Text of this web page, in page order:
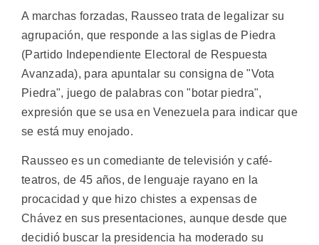
A marchas forzadas, Rausseo trata de legalizar su
agrupación, que responde a las siglas de Piedra
(Partido Independiente Electoral de Respuesta
Avanzada), para apuntalar su consigna de "Vota
Piedra", juego de palabras con "botar piedra",
expresión que se usa en Venezuela para indicar que
se está muy enojado.
Rausseo es un comediante de televisión y café-
teatros, de 45 años, de lenguaje rayano en la
procacidad y que hizo chistes a expensas de
Chávez en sus presentaciones, aunque desde que
decidió buscar la presidencia ha moderado su